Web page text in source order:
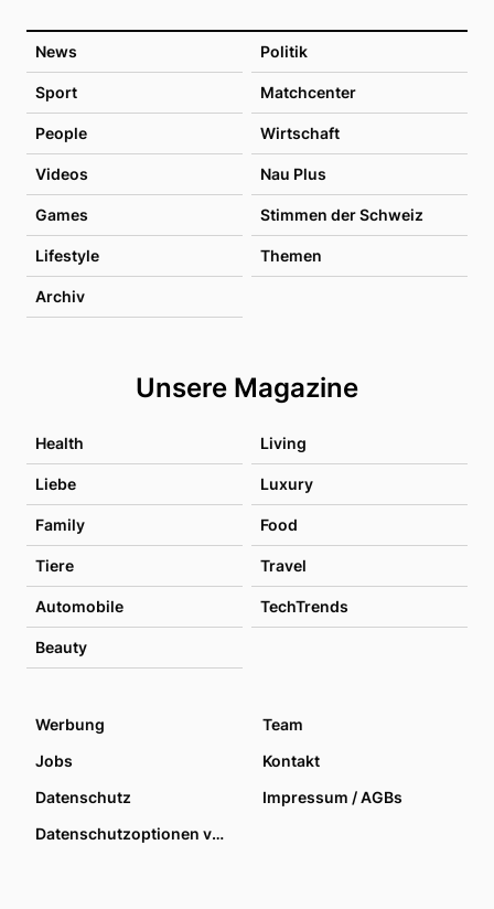
News Politik
Sport Matchcenter
People Wirtschaft
Videos Nau Plus
Games Stimmen der Schweiz
Lifestyle Themen
Archiv
Unsere Magazine
Health Living
Liebe Luxury
Family Food
Tiere Travel
Automobile TechTrends
Beauty
Werbung
Team
Jobs
Kontakt
Datenschutz
Impressum / AGBs
Datenschutzoptionen verwalten